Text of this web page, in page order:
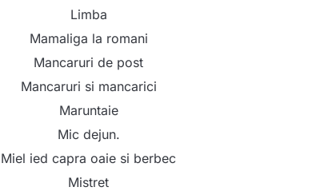
Limba
Mamaliga la romani
Mancaruri de post
Mancaruri si mancarici
Maruntaie
Mic dejun.
Miel ied capra oaie si berbec
Mistret